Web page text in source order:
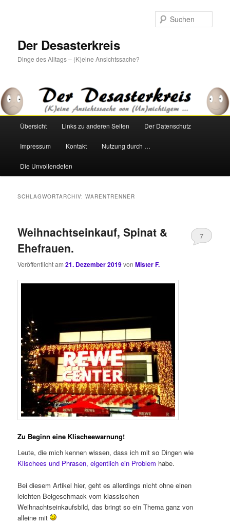
Der Desasterkreis
Dinge des Alltags – (K)eine Ansichtssache?
HauptmenüÜbersicht Links zu anderen Seiten Der Datenschutz
Impressum Kontakt Nutzung durch …
Die Unvollendeten
SCHLAGWORTARCHIV:WARENTRENNER
Weihnachtseinkauf, Spinat &
Ehefrauen.
Veröffentlicht am21. Dezember 2019vonMister F.
7
Zu Beginn eine Klischeewarnung!
Leute, die mich kennen wissen, dass ich mit so Dingen wie
Klischees und Phrasen, eigentlich ein Problem habe.
Bei diesem Artikel hier, geht es allerdings nicht ohne einen
leichten Beigeschmack vom klassischen
Weihnachtseinkaufsbild, das bringt so ein Thema ganz von
alleine mit